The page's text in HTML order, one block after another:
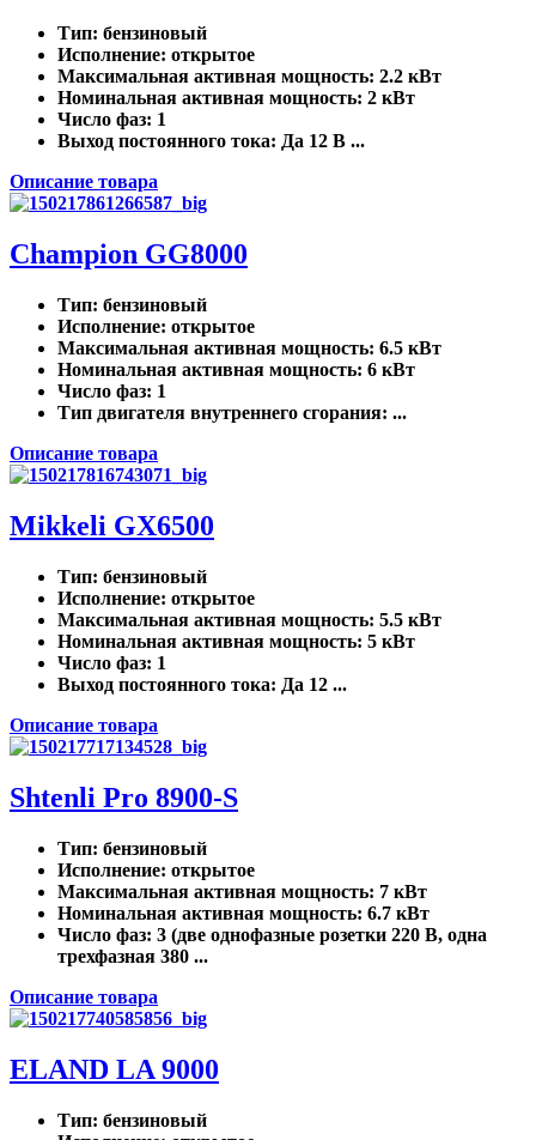
Тип: бензиновый
Исполнение: открытое
Максимальная активная мощность: 2.2 кВт
Номинальная активная мощность: 2 кВт
Число фаз: 1
Выход постоянного тока: Да 12 В ...
Описание товара
Champion GG8000
Тип: бензиновый
Исполнение: открытое
Максимальная активная мощность: 6.5 кВт
Номинальная активная мощность: 6 кВт
Число фаз: 1
Тип двигателя внутреннего сгорания: ...
Описание товара
Mikkeli GX6500
Тип: бензиновый
Исполнение: открытое
Максимальная активная мощность: 5.5 кВт
Номинальная активная мощность: 5 кВт
Число фаз: 1
Выход постоянного тока: Да 12 ...
Описание товара
Shtenli Pro 8900-S
Тип: бензиновый
Исполнение: открытое
Максимальная активная мощность: 7 кВт
Номинальная активная мощность: 6.7 кВт
Число фаз: 3 (две однофазные розетки 220 В, одна
трехфазная 380 ...
Описание товара
ELAND LA 9000
Тип: бензиновый